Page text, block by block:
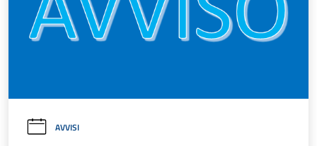
AVVISI